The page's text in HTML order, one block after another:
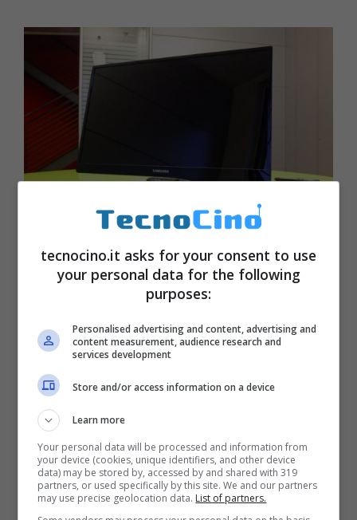
Samsung T27A950, un monitor/TV
3D dal design killer [TEST]
Febbraio 15, 2012
tecnocino.it asks for your consent to use
your personal data for the following
purposes:
Personalised advertising and content, advertising and
content measurement, audience research and
services development
Store and/or access information on a device
Learn more
Your personal data will be processed and information from
your device (cookies, unique identifiers, and other device
data) may be stored by, accessed by and shared with 319
partners, or used specifically by this site. We and our partners
may use precise geolocation data. List of partners.